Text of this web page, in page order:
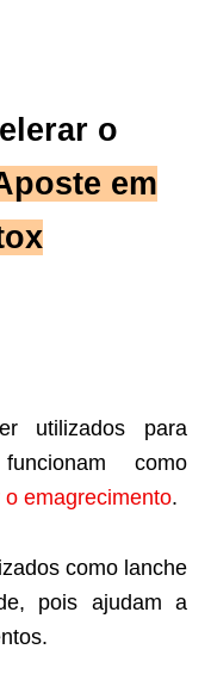
o
em
utilizados para
como
emagrecimento.
como lanche
pois ajudam a